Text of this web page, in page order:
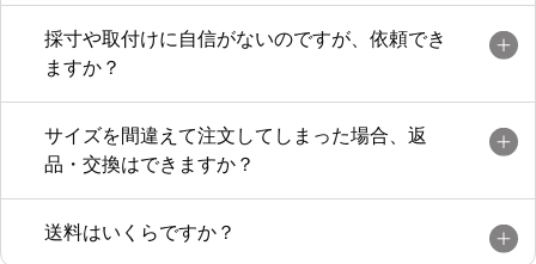
採寸や取付けに自信がないのですが、依頼でき
ますか？
サイズを間違えて注文してしまった場合、返
品・交換はできますか？
送料はいくらですか？